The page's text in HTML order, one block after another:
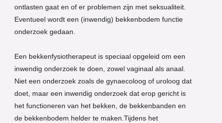
ontlasten gaat en of er problemen zijn met seksualiteit.
Eventueel wordt een (inwendig) bekkenbodem functie
onderzoek gedaan.
Een bekkenfysiotherapeut is speciaal opgeleid om een
inwendig onderzoek te doen, zowel vaginaal als anaal.
Niet een onderzoek zoals de gynaecoloog of uroloog dat
doet, maar een inwendig onderzoek dat erop gericht is
het functioneren van het bekken, de bekkenbanden en
de bekkenbodem helder te maken.Tijdens het